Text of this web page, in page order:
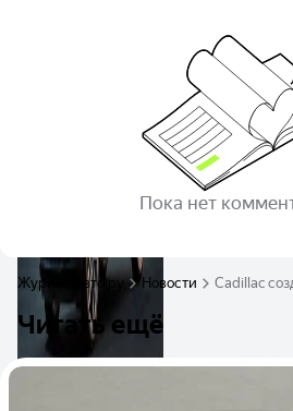
Пока нет
Журнал Авто.ру Новости Cadillac
Читать ещё